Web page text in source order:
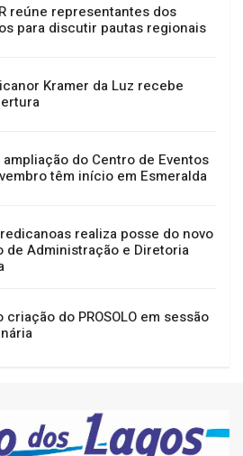
reúne representantes dos
para discutir pautas regionais
Kramer da Luz recebe
ampliação do Centro de Eventos
têm início em Esmeralda
realiza posse do novo
de Administração e Diretoria
criação do PROSOLO em sessão